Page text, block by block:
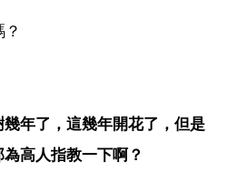
年了，這幾年開花了，但是
高人指教一下啊？